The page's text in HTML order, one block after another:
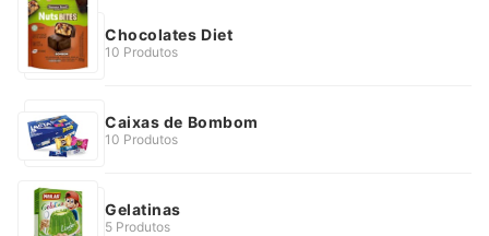
Chocolates Diet
10 Produtos
Caixas de Bombom
10 Produtos
Gelatinas
5 Produtos